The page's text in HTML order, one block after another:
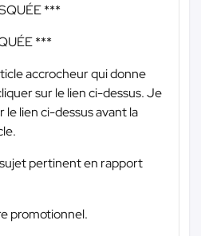
***
***
accrocheur qui donne
sur le lien ci-dessus. Je
le lien ci-dessus avant la
pertinent en rapport
promotionnel.